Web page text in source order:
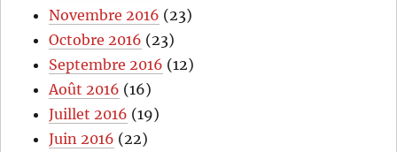
Novembre 2016 (23)
Octobre 2016 (23)
Septembre 2016 (12)
Août 2016 (16)
Juillet 2016 (19)
Juin 2016 (22)